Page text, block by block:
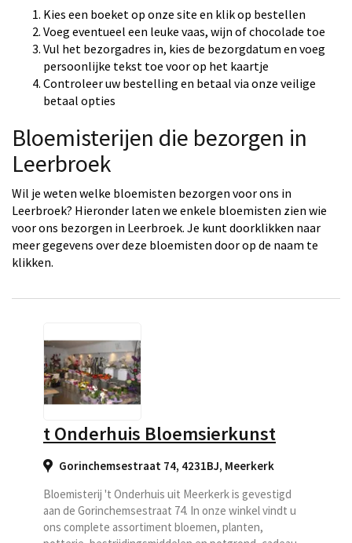
Kies een boeket op onze site en klik op bestellen
Voeg eventueel een leuke vaas, wijn of chocolade toe
Vul het bezorgadres in, kies de bezorgdatum en voeg
persoonlijke tekst toe voor op het kaartje
Controleer uw bestelling en betaal via onze veilige
betaal opties
Bloemisterijen die bezorgen in
Leerbroek
Wil je weten welke bloemisten bezorgen voor ons in
Leerbroek? Hieronder laten we enkele bloemisten zien wie
voor ons bezorgen in Leerbroek. Je kunt doorklikken naar
meer gegevens over deze bloemisten door op de naam te
klikken.
t Onderhuis Bloemsierkunst
Gorinchemsestraat 74, 4231BJ, Meerkerk
Bloemisterij 't Onderhuis uit Meerkerk is gevestigd
aan de Gorinchemsestraat 74. In onze winkel vindt u
ons complete assortiment bloemen, planten,